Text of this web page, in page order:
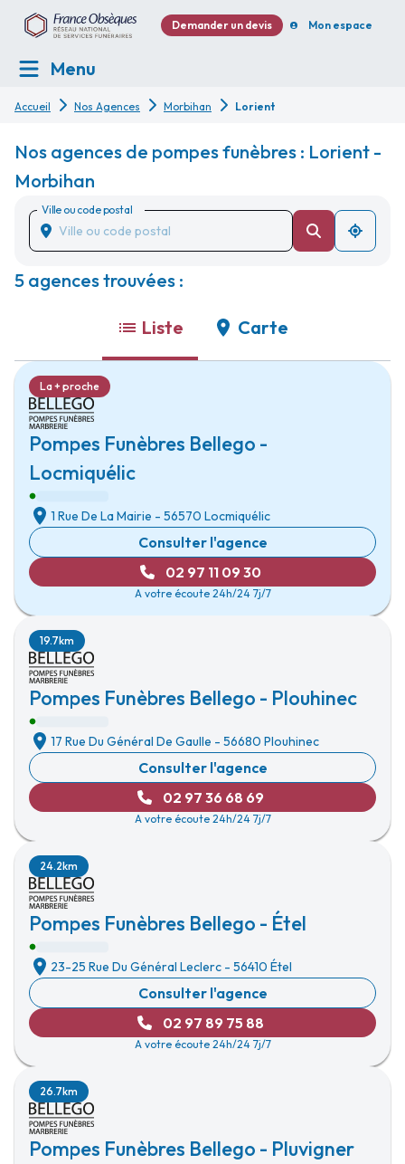
Demander un devis Mon espace
Menu
Accueil Nos Agences Morbihan Lorient
Nos agences de pompes funèbres : Lorient -
Morbihan
Ville ou code postal
5 agences trouvées :
Liste Carte
Pompes Funèbres Bellego -
Locmiquélic
La + proche
1 Rue De La Mairie - 56570 Locmiquélic
Consulter l'agence
02 97 11 09 30
A votre écoute 24h/24 7j/7
Pompes Funèbres Bellego - Plouhinec
19.7km
17 Rue Du Général De Gaulle - 56680 Plouhinec
Consulter l'agence
02 97 36 68 69
A votre écoute 24h/24 7j/7
Pompes Funèbres Bellego - Étel
24.2km
23-25 Rue Du Général Leclerc - 56410 Étel
Consulter l'agence
02 97 89 75 88
A votre écoute 24h/24 7j/7
Pompes Funèbres Bellego - Pluvigner
26.7km